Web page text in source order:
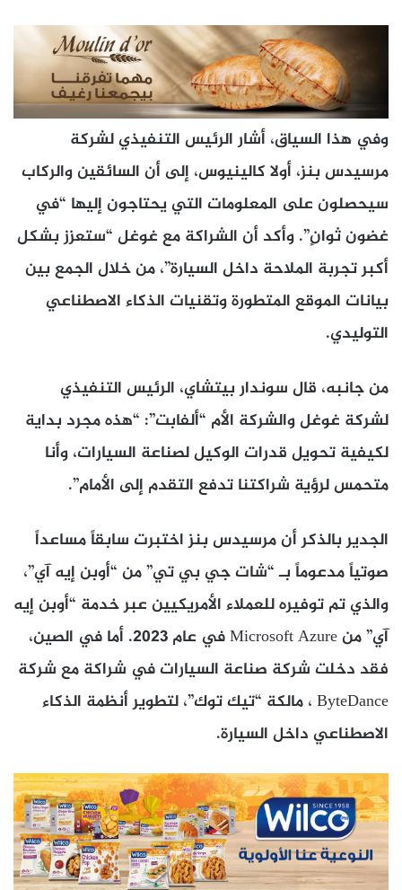
وفي هذا السياق، أشار الرئيس التنفيذي لشركة
مرسيدس بنز، أولا كالينيوس، إلى أن السائقين والركاب
سيحصلون على المعلومات التي يحتاجون إليها “في
غضون ثوانٍ”. وأكد أن الشراكة مع غوغل “ستعزز بشكل
أكبر تجربة الملاحة داخل السيارة”، من خلال الجمع بين
بيانات الموقع المتطورة وتقنيات الذكاء الاصطناعي
التوليدي.
من جانبه، قال سوندار بيتشاي، الرئيس التنفيذي
لشركة غوغل والشركة الأم “ألفابت”: “هذه مجرد بداية
لكيفية تحويل قدرات الوكيل لصناعة السيارات، وأنا
متحمس لرؤية شراكتنا تدفع التقدم إلى الأمام”.
الجدير بالذكر أن مرسيدس بنز اختبرت سابقاً مساعداً
صوتياً مدعوماً بـ “شات جي بي تي” من “أوبن إيه آي”،
والذي تم توفيره للعملاء الأمريكيين عبر خدمة “أوبن إيه
آي” من Microsoft Azure في عام 2023. أما في الصين،
فقد دخلت شركة صناعة السيارات في شراكة مع شركة
ByteDance ، مالكة “تيك توك”، لتطوير أنظمة الذكاء
الاصطناعي داخل السيارة.